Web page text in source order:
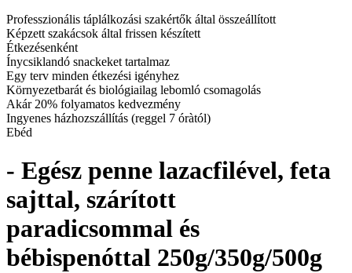
Professzionális táplálkozási szakértők által összeállított
Képzett szakácsok által frissen készített
Étkezésenként
Ínycsiklandó snackeket tartalmaz
Egy terv minden étkezési igényhez
Környezetbarát és biológiailag lebomló csomagolás
Akár 20% folyamatos kedvezmény
Ingyenes házhozszállítás (reggel 7 óràtól)
Ebéd
- Egész penne lazacfilével, feta
sajttal, szárított
paradicsommal és
bébispenóttal 250g/350g/500g